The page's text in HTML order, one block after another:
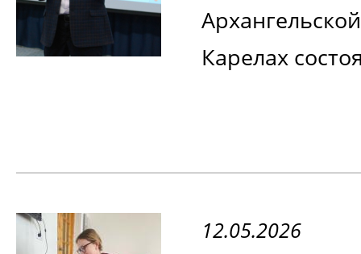
Карелах
12.05.2026